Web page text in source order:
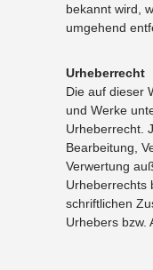
bekannt wird,
umgehend
Urheberrecht
Die auf dieser
und Werke
Urheberrecht.
Bearbeitung,
Verwertung
Urheberrechts
schriftlichen
Urhebers bzw.